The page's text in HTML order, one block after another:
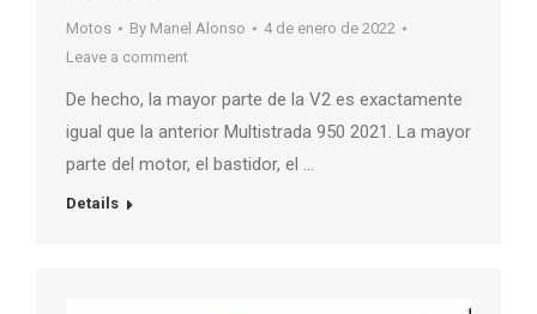
Motos By Manel Alonso
4 de enero de 2022
Leave a comment
De hecho, la mayor parte de la V2 es exactamente
igual que la anterior Multistrada 950 2021. La mayor
parte del motor, el bastidor, el …
Details